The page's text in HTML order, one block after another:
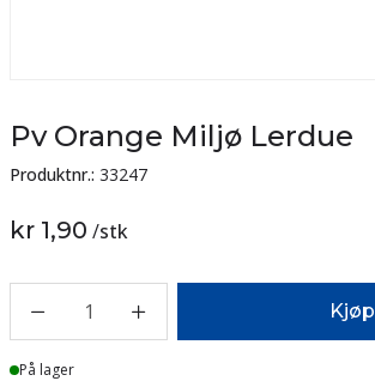
Pv Orange Miljø Lerdue
Produktnr.: 33247
kr 1,90 /stk
1 Kjøp
På lager